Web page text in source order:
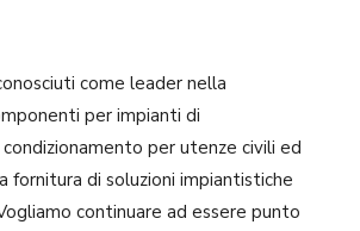
come leader nella
per impianti di
per utenze civili ed
fornitura di soluzioni impiantistiche
continuare ad essere punto